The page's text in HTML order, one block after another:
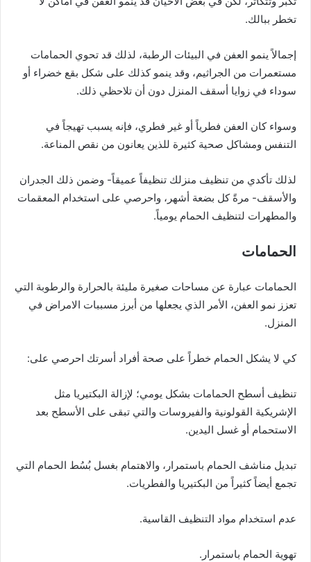
تخطر ببالك.
إجمالاً ينمو العفن في البيئات الرطبة، لذلك قد تحوي الحمامات
مستعمرات من الجراثيم، وقد ينمو كذلك على شكل بقع خضراء أو
سوداء في زوايا أسقف المنزل دون أن تلاحظي ذلك.
وسواء كان العفن فطرياً أو غير فطري، فإنه يسبب تهيجاً في
التنفس ومشاكل صحية كثيرة للذين يعانون من نقص المناعة.
لذلك تأكدي من تنظيف منزلك تنظيفاً عميقاً- وضمن ذلك الجدران
والأسقف- مرةً كل بضعة أشهر، واحرصي على استخدام المعقمات
والمطهرات لتنظيف الحمام يومياً.
الحمامات
الحمامات عبارة عن مساحات صغيرة مليئة بالحرارة والرطوبة التي
تعزز نمو العفن، الأمر الذي يجعلها من أبرز مسببات الامراض في
المنزل.
كي لا يشكل الحمام خطراً على صحة أفراد أسرتك احرصي على:
تنظيف أسطح الحمامات بشكل يومي؛ لإزالة البكتيريا مثل
الإشريكية القولونية والفيروسات والتي تبقى على الأسطح بعد
الاستحمام أو غسل اليدين.
تبديل مناشف الحمام باستمرار، والاهتمام بغسل بُسُط الحمام التي
تجمع أيضاً كثيراً من البكتيريا والفطريات.
عدم استخدام مواد التنظيف القاسية.
تهوية الحمام باستمرار.